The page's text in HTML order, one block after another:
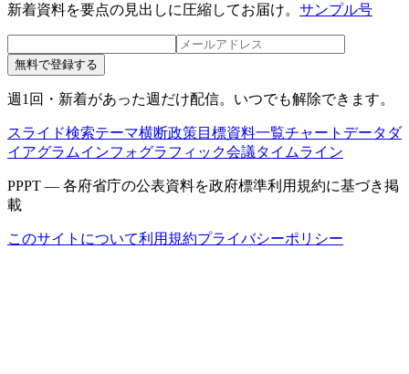
新着資料を要点の見出しに圧縮してお届け。 サンプル号
無料で登録する
週1回・新着があった週だけ配信。いつでも解除できます。
スライド検索テーマ横断政策目標資料一覧チャートデータ ダ
イアグラムインフォグラフィック会議タイムライン
PPPT — 各府省庁の公表資料を政府標準利用規約に基づき掲
載
このサイトについて利用規約プライバシーポリシー